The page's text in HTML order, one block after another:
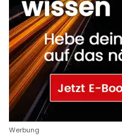
Werbung